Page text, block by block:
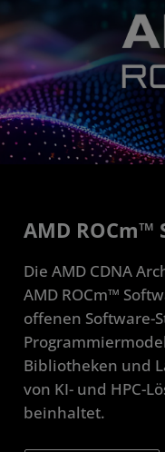
AMD ROCm™
Die AMD CDNA
AMD ROCm™
offenen Software-
Bibliotheken und
von KI- und HPC-
beinhaltet.